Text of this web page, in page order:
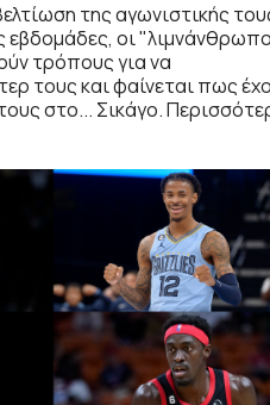
της αγωνιστικής
εβδομάδες, οι
τρόπους για να
τους και φαίνεται πως
στο... Σικάγο.